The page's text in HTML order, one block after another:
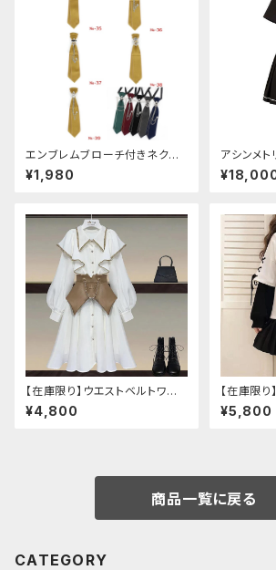
エンブレムブローチ付きネクタ
イ(イエロー)
¥1,980
アシンメト
【在庫限り】ウエストベルトワン
ピースセットアップ（Mサイズ
¥4,800
【在庫限
イズパンダ
¥5,800
商品一覧に戻る
CATEGORY